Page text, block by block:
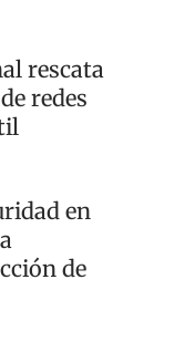
rescata
redes
en
de